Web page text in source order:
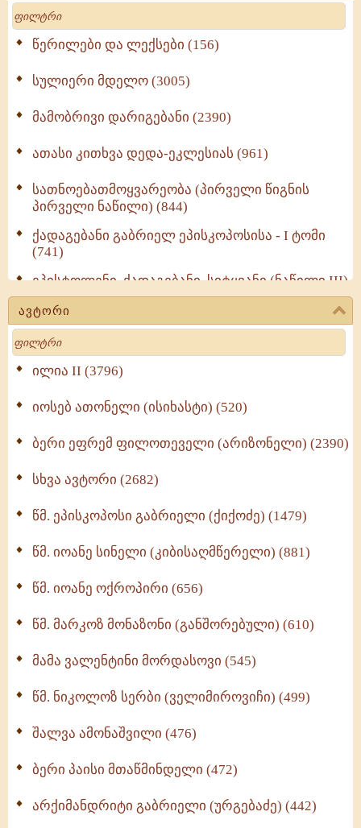
Search
წერილები და ლექსები (156)
სულიერი მდელო (3005)
მამობრივი დარიგებანი (2390)
ათასი კითხვა დედა-ეკლესიას (961)
სათნოებათმოყვარეობა (პირველი წიგნის
პირველი ნაწილი) (844)
ქადაგებანი გაბრიელ ეპისკოპოსისა - I ტომი
(741)
ეპისტოლენი, ქადაგებანი, სიტყვანი (ნაწილი III)
(723)
მოძღვრის ძალზე სასარგებლო რჩევები
მრევლისათვის (545)
Wisdomge (514)
ქადაგებანი გაბრიელ ეპისკოპოსისა - II ტომი
სულიერი ცხოვრების სახელმძღვანელო -
ნაწილი II (369)
ავტორი
Search
ილია II (3796)
იოსებ ათონელი (ისიხასტი) (520)
ბერი ეფრემ ფილოთეველი (არიზონელი) (2390)
სხვა ავტორი (2682)
წმ. ეპისკოპოსი გაბრიელი (ქიქოძე) (1479)
წმ. იოანე სინელი (კიბისაღმწერელი) (881)
წმ. იოანე ოქროპირი (656)
წმ. მარკოზ მონაზონი (განშორებული) (610)
მამა ვალენტინი მორდასოვი (545)
წმ. ნიკოლოზ სერბი (ველიმიროვიჩი) (499)
შალვა ამონაშვილი (476)
ბერი პაისი მთაწმინდელი (472)
არქიმანდრიტი გაბრიელი (ურგებაძე) (442)